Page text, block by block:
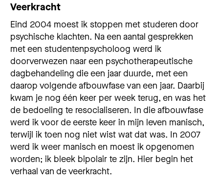
Veerkracht
Eind 2004 moest ik stoppen met studeren door
psychische klachten. Na een aantal gesprekken
met een studentenpsycholoog werd ik
doorverwezen naar een psychotherapeutische
dagbehandeling die een jaar duurde, met een
daarop volgende afbouwfase van een jaar. Daarbij
kwam je nog één keer per week terug, en was het
de bedoeling te resocialiseren. In die afbouwfase
werd ik voor de eerste keer in mijn leven manisch,
terwijl ik toen nog niet wist wat dat was. In 2007
werd ik weer manisch en moest ik opgenomen
worden; ik bleek bipolair te zijn. Hier begin het
verhaal van de veerkracht.